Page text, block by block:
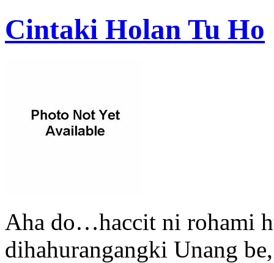
Cintaki Holan Tu Ho
Aha do…haccit ni rohami
dihahurangangki Unang